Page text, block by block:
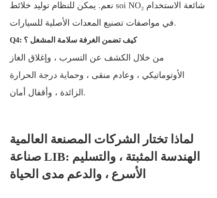
نعم. يمكن للنظام توليد خلائط soi NO₂ شائعة الاستخدام
في مواصفات تصنيع المعدات الأصلية للسيارات.
Q4: كيف تضمن الغرفة سلامة المشغل ؟
من خلال الكشف عن التسرب ، وإغلاق الغاز
الأوتوماتيكي ، وعادم منقى ، وحماية درجة الحرارة
الزائدة ، وأقفال أمان.
لماذا تختار الشركات المصنعة العالمية
صناعة LIB: الهندسة المثبتة ، والتسليم
الأسرع ، والدعم مدى الحياة